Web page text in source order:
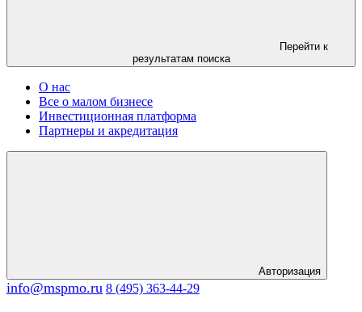
Перейти к
результатам поиска
О нас
Все о малом бизнесе
Инвестиционная платформа
Партнеры и акредитация
Авторизация
info@mspmo.ru 8 (495) 363-44-29